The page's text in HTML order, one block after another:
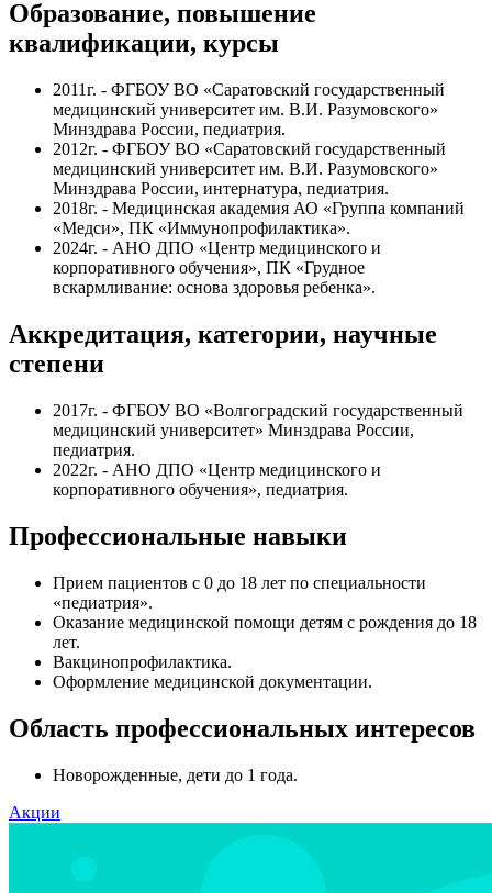
Образование, повышение
квалификации, курсы
2011г. - ФГБОУ ВО «Саратовский государственный
медицинский университет им. В.И. Разумовского»
Минздрава России, педиатрия.
2012г. - ФГБОУ ВО «Саратовский государственный
медицинский университет им. В.И. Разумовского»
Минздрава России, интернатура, педиатрия.
2018г. - Медицинская академия АО «Группа компаний
«Медси», ПК «Иммунопрофилактика».
2024г. - АНО ДПО «Центр медицинского и
корпоративного обучения», ПК «Грудное
вскармливание: основа здоровья ребенка».
Аккредитация, категории, научные
степени
2017г. - ФГБОУ ВО «Волгоградский государственный
медицинский университет» Минздрава России,
педиатрия.
2022г. - АНО ДПО «Центр медицинского и
корпоративного обучения», педиатрия.
Профессиональные навыки
Прием пациентов с 0 до 18 лет по специальности
«педиатрия».
Оказание медицинской помощи детям с рождения до 18
лет.
Вакцинопрофилактика.
Оформление медицинской документации.
Область профессиональных интересов
Новорожденные, дети до 1 года.
Акции